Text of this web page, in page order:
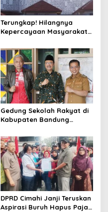
Terungkap! Hilangnya
Kepercayaan Masyarakat
Rebranding RSUD Cibabat
Gedung Sekolah Rakyat di
Kabupaten Bandung
Siap Tampung Dua Ribu
Siswa
DPRD Cimahi Janji Teruskan
Aspirasi Buruh Hapus Pajak